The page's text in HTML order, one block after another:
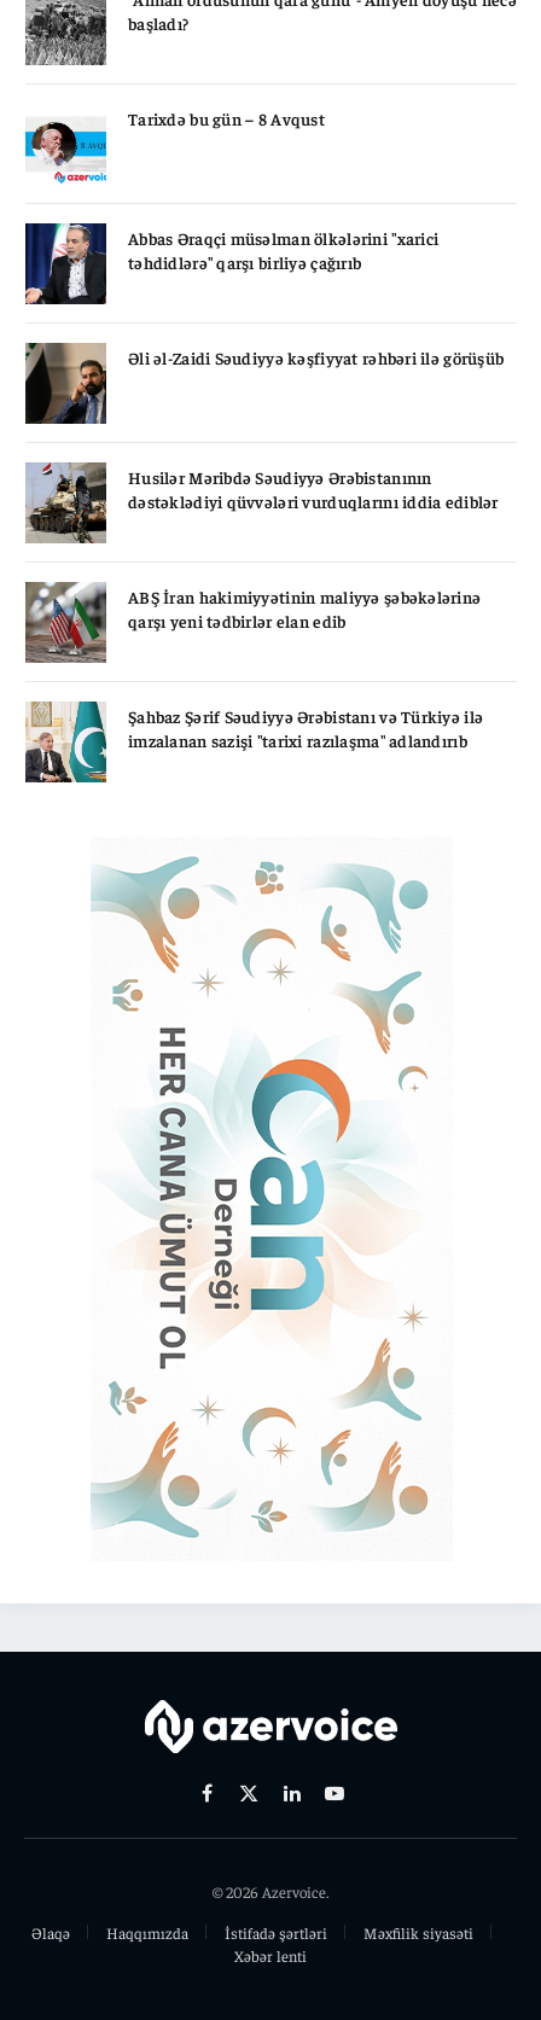
başladı?
Tarixdə bu gün – 8 Avqust
Abbas Əraqçi müsəlman ölkələrini "xarici
təhdidlərə" qarşı birliyə çağırıb
Əli əl-Zaidi Səudiyyə kəşfiyyat rəhbəri ilə görüşüb
Husilər Məribdə Səudiyyə Ərəbistanının
dəstəklədiyi qüvvələri vurduqlarını iddia ediblər
ABŞ İran hakimiyyətinin maliyyə şəbəkələrinə
qarşı yeni tədbirlər elan edib
Şahbaz Şərif Səudiyyə Ərəbistanı və Türkiyə ilə
imzalanan sazişi "tarixi razılaşma" adlandırıb
Facebook
X
LinkedinYoutube
© 2026 Azervoice.
Əlaqə
Haqqımızda İstifadə şərtləri
Məxfilik siyasəti
Xəbər lenti